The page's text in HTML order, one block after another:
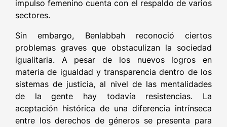
impulso femenino cuenta con el respaldo de varios
sectores.
Sin embargo, Benlabbah reconoció ciertos
problemas graves que obstaculizan la sociedad
igualitaria. A pesar de los nuevos logros en
materia de igualdad y transparencia dentro de los
sistemas de justicia, al nivel de las mentalidades
de la gente hay todavía resistencias. La
aceptación histórica de una diferencia intrínseca
entre los derechos de géneros se presenta para